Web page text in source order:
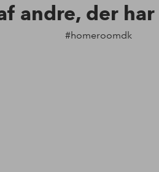
andre, der
#homeroomdk